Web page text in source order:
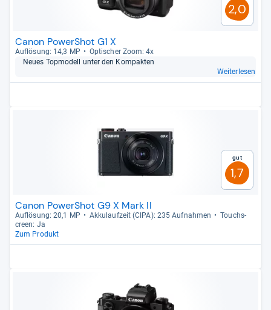
2,0
Canon PowerShot G1 X
Auf­lö­sung: 14,3 MP
Opti­scher Zoom: 4x
Neues Top­mo­dell unter den Kom­pak­ten
Weiterlesen
Gut
1,7
Canon PowerShot G9 X Mark II
Auf­lö­sung: 20,1 MP Akku­lauf­zeit (CIPA): 235 Auf­nah­men
Touch­s­
creen: Ja
Zum Produkt